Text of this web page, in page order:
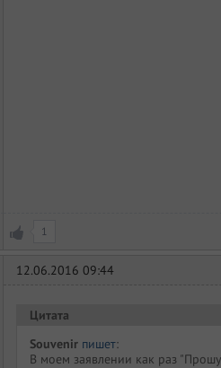
1
12.06.2016 09:44
Цитата
Souvenir пишет:
В моем заявлении как раз